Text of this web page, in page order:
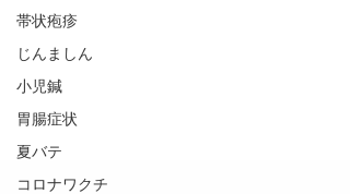
帯状疱疹
じんましん
小児鍼
胃腸症状
夏バテ
コロナワクチ